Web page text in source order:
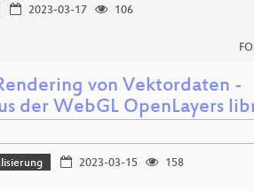
2023-03-17
106
von Vektordaten -
der WebGL OpenLayers
2023-03-15
158